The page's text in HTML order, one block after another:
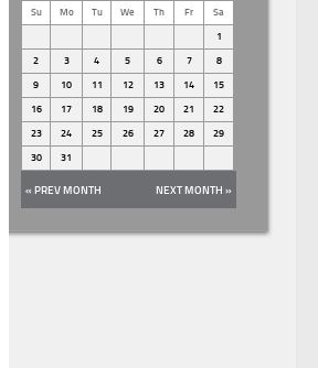
Su Mo Tu We Th Fr Sa
1
2 3 4 5 6 7 8
9 10 11 12 13 14 15
16 17 18 19 20 21 22
23 24 25 26 27 28 29
30 31
« PREV MONTH NEXT MONTH »